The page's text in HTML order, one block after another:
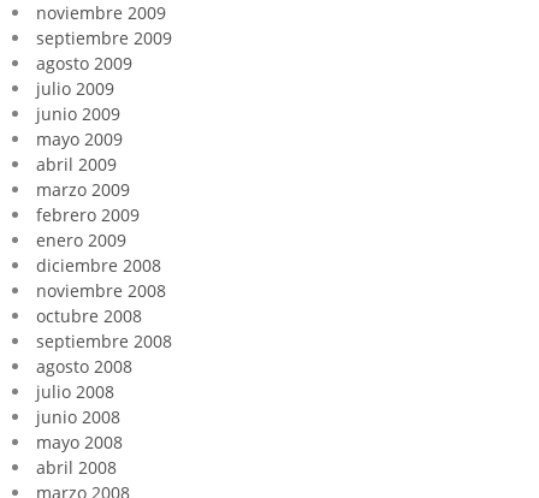
noviembre 2009
septiembre 2009
agosto 2009
julio 2009
junio 2009
mayo 2009
abril 2009
marzo 2009
febrero 2009
enero 2009
diciembre 2008
noviembre 2008
octubre 2008
septiembre 2008
agosto 2008
julio 2008
junio 2008
mayo 2008
abril 2008
marzo 2008